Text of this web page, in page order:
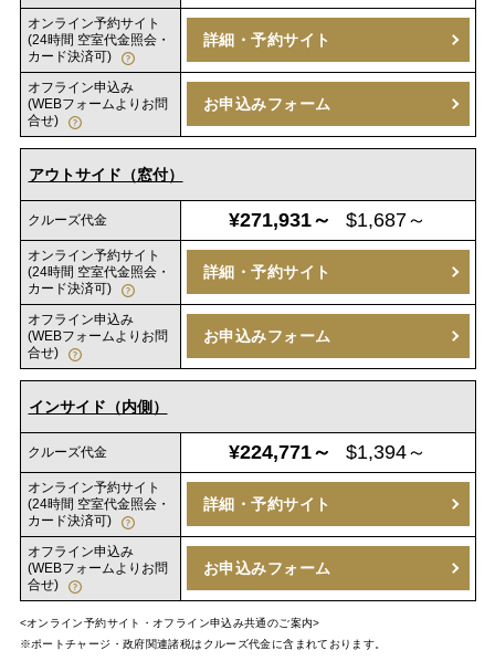
オンライン予約サイト
(24時間 空室代金照会・
カード決済可)
詳細・予約サイト
オフライン申込み
(WEBフォームよりお問
合せ)
お申込みフォーム
アウトサイド（窓付）
クルーズ代金 ¥271,931～ $1,687～
オンライン予約サイト
(24時間 空室代金照会・
カード決済可)
詳細・予約サイト
オフライン申込み
(WEBフォームよりお問
合せ)
お申込みフォーム
インサイド（内側）
クルーズ代金 ¥224,771～ $1,394～
オンライン予約サイト
(24時間 空室代金照会・
カード決済可)
詳細・予約サイト
オフライン申込み
(WEBフォームよりお問
合せ)
お申込みフォーム
<オンライン予約サイト・オフライン申込み共通のご案内>
※ポートチャージ・政府関連諸税はクルーズ代金に含まれております。